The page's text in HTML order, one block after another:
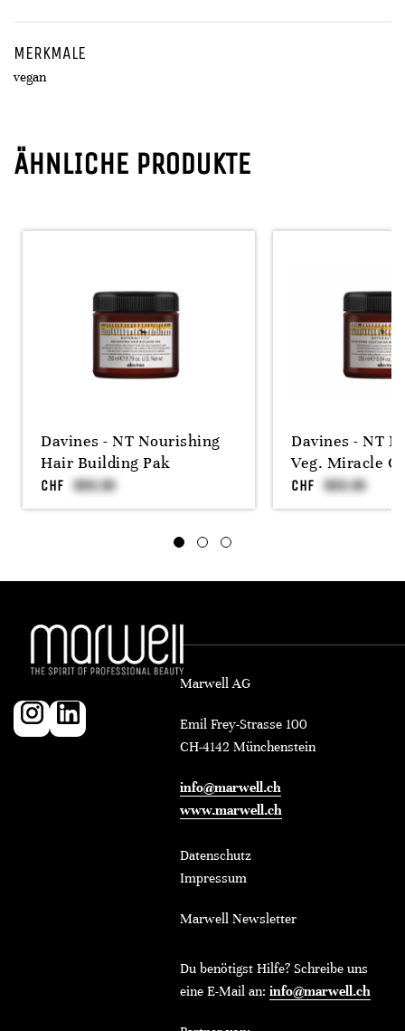
MERKMALE
vegan
ÄHNLICHE PRODUKTE
Davines - NT Nourishing
Hair Building Pak
CHF
Davines - NT
Veg. Miracle
CHF
Marwell AG
Emil Frey-Strasse 100
CH-4142 Münchenstein
info@marwell.ch
www.marwell.ch
Datenschutz
Impressum
Marwell Newsletter
Du benötigst Hilfe? Schreibe uns
eine E-Mail an: info@marwell.ch